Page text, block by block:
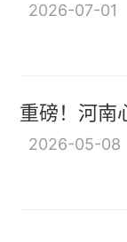
中国共产党
2026-07-01
重磅！河南
暨工会会员
2026-05-08